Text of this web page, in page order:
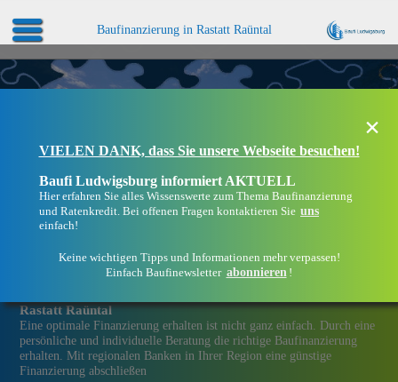
Baufinanzierung in Rastatt Raüntal
Rastatt Raüntal
Eine optimale Finanzierung erhalten ist nicht ganz einfach. Durch eine
persönliche und individuelle Beratung die richtige Baufinanzierung
erhalten. Mit regionalen Banken in Ihrer Region eine günstige
Finanzierung abschließen
×
VIELEN DANK, dass Sie unsere Webseite besuchen!
Baufi Ludwigsburg informiert AKTUELL
Hier erfahren Sie alles Wissenswerte zum Thema Baufinanzierung
und Ratenkredit. Bei offenen Fragen kontaktieren Sie uns
einfach!
Keine wichtigen Tipps und Informationen mehr verpassen!
Einfach Baufinewsletter abonnieren !